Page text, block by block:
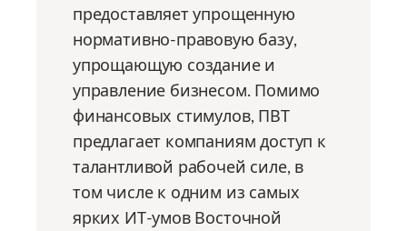
предоставляет упрощенную
нормативно-правовую базу,
упрощающую создание и
управление бизнесом. Помимо
финансовых стимулов, ПВТ
предлагает компаниям доступ к
талантливой рабочей силе, в
том числе к одним из самых
ярких ИТ-умов Восточной